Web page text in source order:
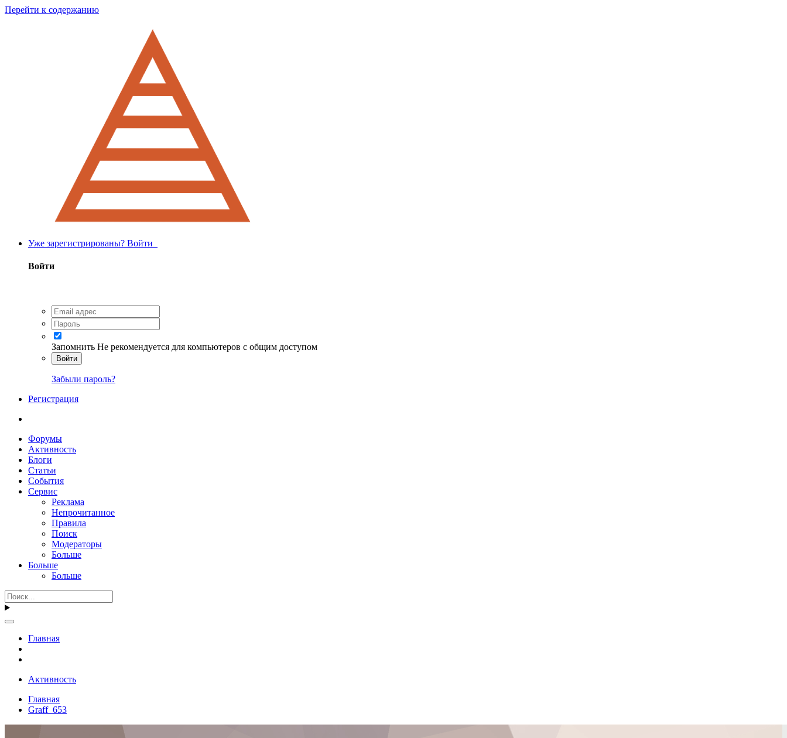
Перейти к содержанию
Уже зарегистрированы? Войти
Войти
Запомнить Не рекомендуется для компьютеров с общим доступом
Войти
Забыли пароль?
Регистрация
Форумы
Активность
Блоги
Статьи
События
Сервис
Реклама
Непрочитанное
Правила
Поиск
Модераторы
Больше
Больше
Больше
Главная
Активность
Главная
Graff_653